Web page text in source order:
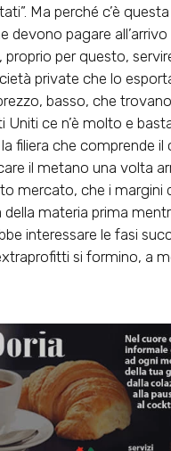
Ma perché c’è
devono pagare
per questo,
private che lo
basso, che
Uniti ce n’è molto e
filiera che comprende
il metano una volta
mercato, che i margini
della materia prima
interessare le fasi
si formino, a